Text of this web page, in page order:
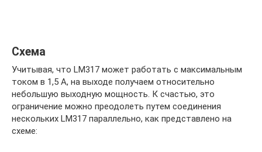
Схема
Учитывая, что LM317 может работать с максимальным
током в 1,5 А, на выходе получаем относительно
небольшую выходную мощность. К счастью, это
ограничение можно преодолеть путем соединения
нескольких LM317 параллельно, как представлено на
схеме: